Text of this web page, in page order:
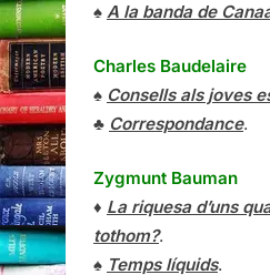
♠ A la banda de
Charles Baudelaire
♠ Consells als joves
♣ Correspondance.
Zygmunt Bauman
♦ La riquesa d’uns
tothom?.
♠ Temps líquids.